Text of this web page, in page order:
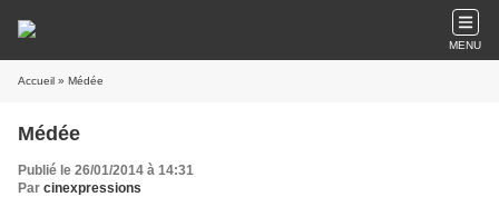
MENU
Accueil » Médée
Médée
Publié le 26/01/2014 à 14:31
Par cinexpressions